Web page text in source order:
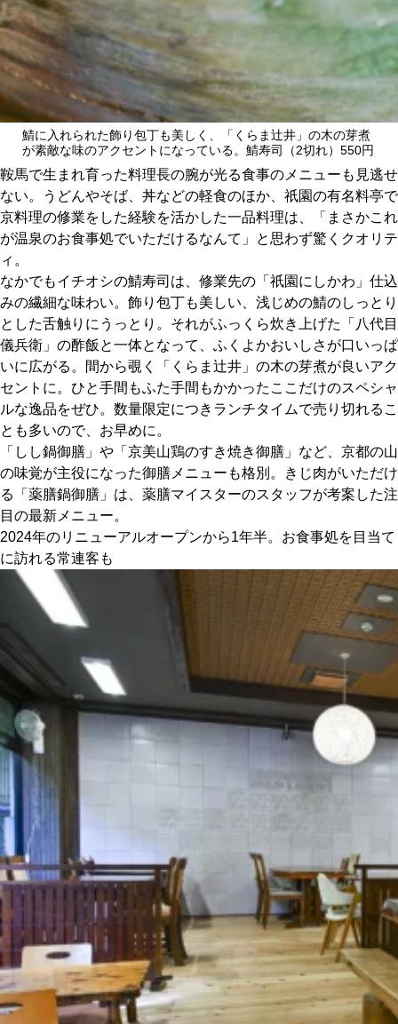
鯖に入れられた飾り包丁も美しく、「くらま辻井」の木の芽煮
が素敵な味のアクセントになっている。鯖寿司（2切れ）550円
鞍馬で生まれ育った料理長の腕が光る食事のメニューも見逃せ
ない。うどんやそば、丼などの軽食のほか、祇園の有名料亭で
京料理の修業をした経験を活かした一品料理は、「まさかこれ
が温泉のお食事処でいただけるなんて」と思わず驚くクオリテ
ィ。
なかでもイチオシの鯖寿司は、修業先の「祇園にしかわ」仕込
みの繊細な味わい。飾り包丁も美しい、浅じめの鯖のしっとり
とした舌触りにうっとり。それがふっくら炊き上げた「八代目
儀兵衛」の酢飯と一体となって、ふくよかおいしさが口いっぱ
いに広がる。間から覗く「くらま辻井」の木の芽煮が良いアク
セントに。ひと手間もふた手間もかかったここだけのスペシャ
ルな逸品をぜひ。数量限定につきランチタイムで売り切れるこ
とも多いので、お早めに。
「しし鍋御膳」や「京美山鶏のすき焼き御膳」など、京都の山
の味覚が主役になった御膳メニューも格別。きじ肉がいただけ
る「薬膳鍋御膳」は、薬膳マイスターのスタッフが考案した注
目の最新メニュー。
2024年のリニューアルオープンから1年半。お食事処を目当て
に訪れる常連客も